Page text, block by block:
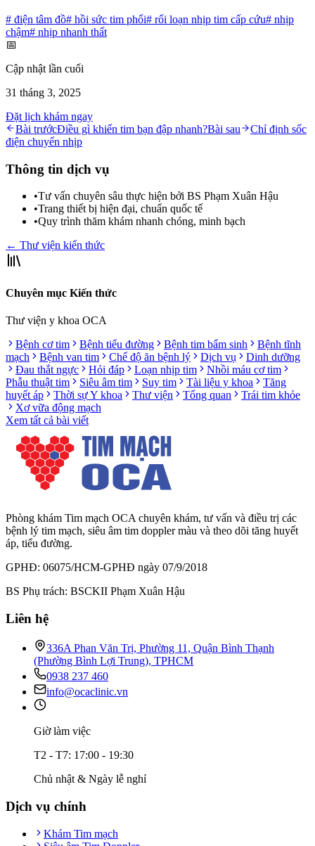
# điện tâm đồ# hồi sức tim phổi# rối loạn nhịp tim cấp cứu# nhịp
chậm# nhịp nhanh thất
📅
Cập nhật lần cuối
31 tháng 3, 2025
Đặt lịch khám ngay
Bài trướcĐiều gì khiến tim bạn đập nhanh?Bài sau
Chỉ định sốc
điện chuyển nhịp
Thông tin dịch vụ
•Tư vấn chuyên sâu thực hiện bởi BS Phạm Xuân Hậu
•Trang thiết bị hiện đại, chuẩn quốc tế
•Quy trình thăm khám nhanh chóng, minh bạch
← Thư viện kiến thức
Chuyên mục Kiến thức
Thư viện y khoa OCA
Bệnh cơ tim
Bệnh tiểu đường Bệnh tim bẩm sinh
Bệnh tĩnh
mạch
Bệnh van tim Chế độ ăn bệnh lý Dịch vụ
Dinh dưỡng
Đau thắt ngực
Hỏi đáp Loạn nhịp tim
Nhồi máu cơ tim
Phẫu thuật tim
Siêu âm tim Suy tim Tài liệu y khoa
Tăng
huyết áp
Thời sự Y khoa Thư viện Tổng quan
Trái tim khỏe
Xơ vữa động mạch
Xem tất cả bài viết
Phòng khám Tim mạch OCA chuyên khám, tư vấn và điều trị các
bệnh lý tim mạch, siêu âm tim doppler màu và theo dõi tăng huyết
áp, tiểu đường.
GPHĐ: 06075/HCM-GPHĐ ngày 07/9/2018
BS Phụ trách: BSCKII Phạm Xuân Hậu
Liên hệ
336A Phan Văn Trị, Phường 11, Quận Bình Thạnh
(Phường Bình Lợi Trung), TPHCM
0938 237 460
info@ocaclinic.vn
Giờ làm việc
T2 - T7: 17:00 - 19:30
Chủ nhật & Ngày lễ nghỉ
Dịch vụ chính
Khám Tim mạch